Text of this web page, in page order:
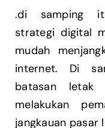
.di samping
strategi digital
mudah
internet. Di
batasan letak
melakukan
jangkauan pasar